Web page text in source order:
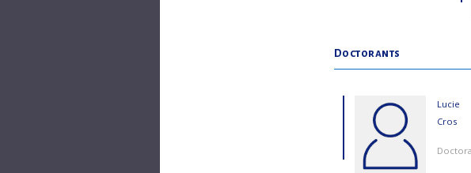
Doctorants
Lucie
Cros